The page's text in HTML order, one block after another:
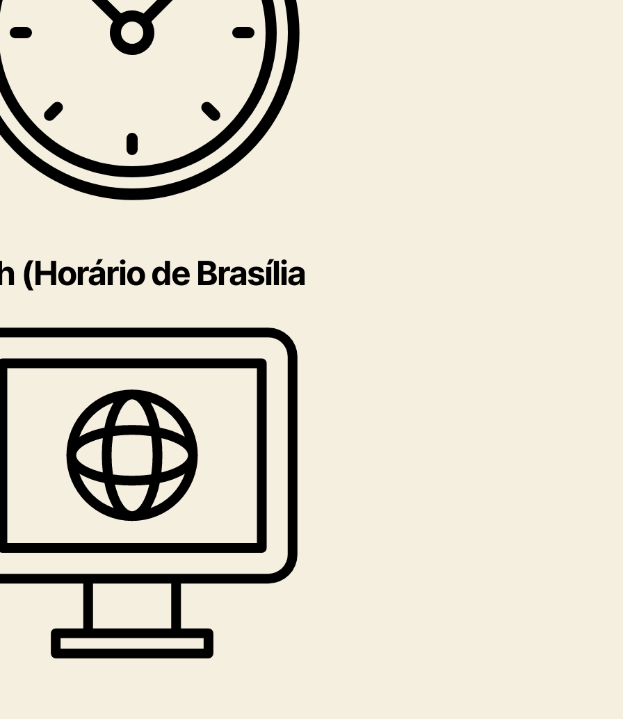
(Horário de Brasília